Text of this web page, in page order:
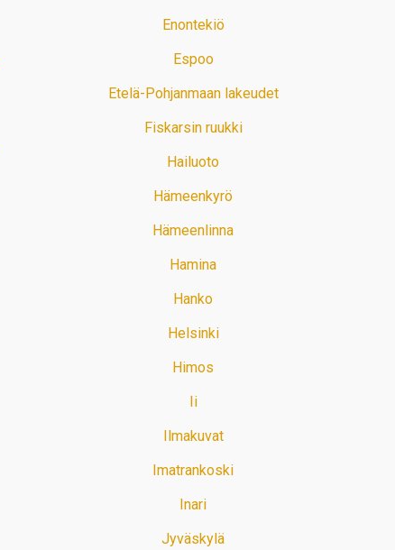
Enontekiö
Espoo
Etelä-Pohjanmaan lakeudet
Fiskarsin ruukki
Hailuoto
Hämeenkyrö
Hämeenlinna
Hamina
Hanko
Helsinki
Himos
Ii
Ilmakuvat
Imatrankoski
Inari
Jyväskylä